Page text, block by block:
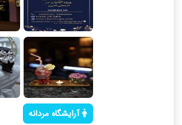
آرایشگاه مردانه